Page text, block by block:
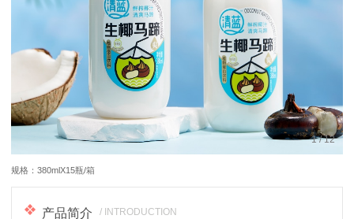
1/12
规格：380mlX15瓶/箱
产品简介 / INTRODUCTION